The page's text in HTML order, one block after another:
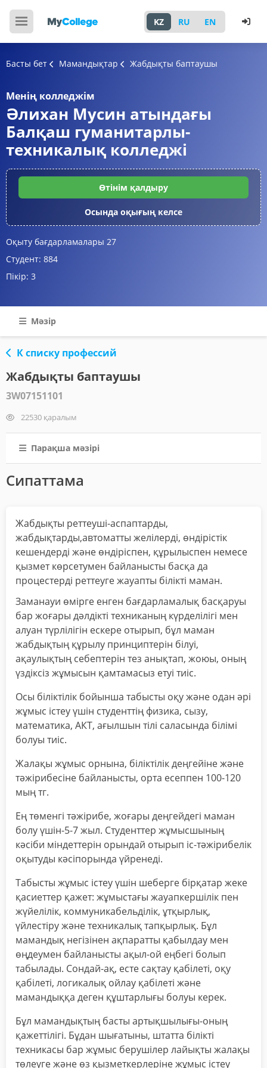
KZ RU EN
Басты бет Мамандықтар Жабдықты баптаушы
Менің колледжім
Әлихан Мусин атындағы
Балқаш гуманитарлы-
техникалық колледжі
Өтінім қалдыру
Осында оқығың келсе
Оқыту бағдарламалары 27
Студент: 884
Пікір: 3
Мәзір
К списку профессий
Жабдықты баптаушы
3W07151101
22530 қаралым
Парақша мәзірі
Сипаттама
Жабдықты реттеуші-аспаптарды,
жабдықтарды,автоматты желілерді, өндірістік
кешендерді және өндіріспен, құрылыспен немесе
қызмет көрсетумен байланысты басқа да
процестерді реттеуге жауапты білікті маман.
Заманауи өмірге енген бағдарламалық басқаруы
бар жоғары дәлдікті техниканың күрделілігі мен
алуан түрлілігін ескере отырып, бұл маман
жабдықтың құрылу принциптерін білуі,
ақаулықтың себептерін тез анықтап, жоюы, оның
үздіксіз жұмысын қамтамасыз етуі тиіс.
Осы біліктілік бойынша табысты оқу және одан әрі
жұмыс істеу үшін студенттің физика, сызу,
математика, АКТ, ағылшын тілі саласында білімі
болуы тиіс.
Жалақы жұмыс орнына, біліктілік деңгейіне және
тәжірибесіне байланысты, орта есеппен 100-120
мың тг.
Ең төменгі тәжірибе, жоғары деңгейдегі маман
болу үшін-5-7 жыл. Студенттер жұмысшының
кәсіби міндеттерін орындай отырып іс-тәжірибелік
оқытуды кәсіпорында үйренеді.
Табысты жұмыс істеу үшін шеберге бірқатар жеке
қасиеттер қажет: жұмыстағы жауапкершілік пен
жүйелілік, коммуникабельділік, ұтқырлық,
үйлестіру және техникалық тапқырлық. Бұл
мамандық негізінен ақпаратты қабылдау мен
өңдеумен байланысты ақыл-ой еңбегі болып
табылады. Сондай-ақ, есте сақтау қабілеті, оқу
қабілеті, логикалық ойлау қабілеті және
мамандыққа деген құштарлығы болуы керек.
Бұл мамандықтың басты артықшылығы-оның
қажеттілігі. Бұдан шығатыны, штатта білікті
техникасы бар жұмыс берушілер лайықты жалақы
төлеуге және өз қызметкерлеріне жұмыс істеу